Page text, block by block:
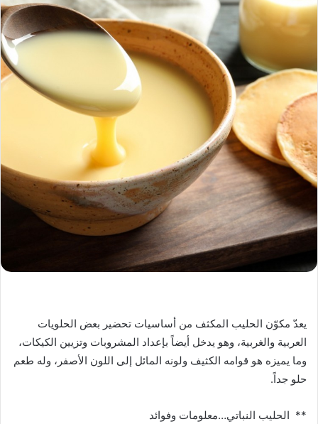
يعدّ مكوّن الحليب المكثف من أساسيات تحضير بعض الحلويات
العربية والغربية، وهو يدخل أيضاً بإعداد المشروبات وتزيين الكيكات،
وما يميزه هو قوامه الكثيف ولونه المائل إلى اللون الأصفر، وله طعم
حلو جداً.
** الحليب النباتي…معلومات وفوائد